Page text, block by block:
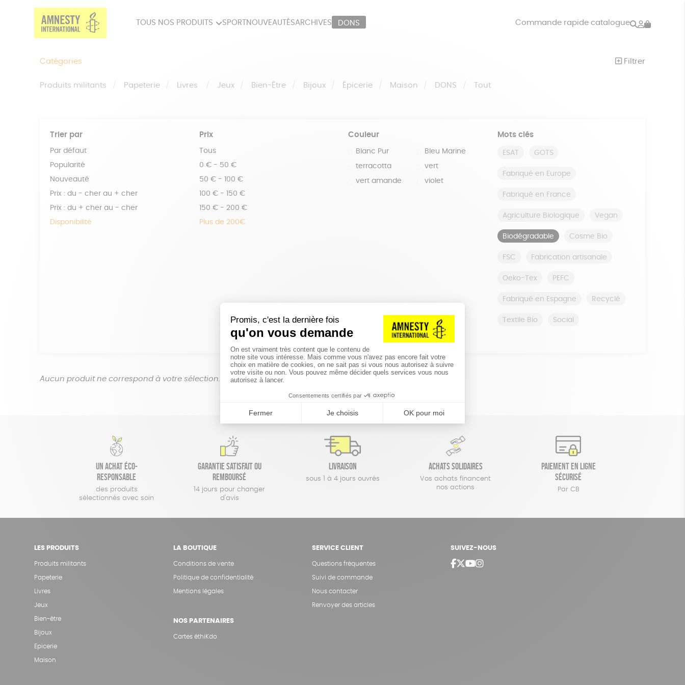
TOUS NOS PRODUITS SPORT NOUVEAUTÉSARCHIVES DONS Commande rapide catalogue Rechercher
Mon
Catégories Filtrer
Produits militants Papeterie Livres Jeux Bien-Être Bijoux Épicerie Maison DONS Tout
Trier par
Par défaut
Popularité
Nouveauté
Prix : du - cher au + cher
Prix : du + cher au - cher
Disponibilité
Prix
Tous
0 € - 50 €
50 € - 100 €
100 € - 150 €
150 € - 200 €
Plus de 200€
Couleur
Blanc Pur Bleu Marine
terracotta vert
vert amande violet
Mots clés
ESAT GOTS
Fabriqué en Europe
Fabriqué en France
Agriculture Biologique Vegan
Biodégradable Cosme Bio
FSC Fabrication artisanale
Oeko-Tex PEFC
Fabriqué en Espagne Recyclé
Textile Bio Social
réinitialiser les filtres
Aucun produit ne correspond à votre sélection.
Un achat éco-
responsable
des produits
sélectionnés avec soin
Garantie satisfait ou
remboursé
14 jours pour changer
d'avis
Livraison
sous 1 à 4 jours ouvrés
Achats solidaires
Vos achats financent
nos actions
Paiement en ligne
sécurisé
Par CB
LES PRODUITS
Produits militants
Papeterie
Livres
Jeux
Bien-être
Bijoux
Epicerie
Maison
LA BOUTIQUE
Conditions de vente
Politique de confidentialité
Mentions légales
NOS PARTENAIRES
Cartes éthiKdo
SERVICE CLIENT
Questions fréquentes
Suivi de commande
Nous contacter
Renvoyer des articles
SUIVEZ-NOUS